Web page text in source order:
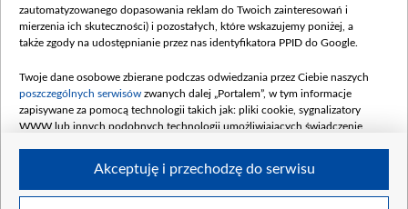
Dofinansowanie 900 000 000,00 PLN
Data podpisania umowy: LUTY 2026 (wpłata
kwiecień 180 mln, 7 maja 180 mln, 8
czerwca 90 mln)
Dofinansowanie 250 000 000,00 PLN
4 sierpnia 250 mln
zautomatyzowanego dopasowania reklam do Twoich zainteresowań i
mierzenia ich skuteczności) i pozostałych, które wskazujemy poniżej, a
także zgody na udostępnianie przez nas identyfikatora PPID do Google.
Twoje dane osobowe zbierane podczas odwiedzania przez Ciebie naszych
poszczególnych serwisów zwanych dalej „Portalem”, w tym informacje
zapisywane za pomocą technologii takich jak: pliki cookie, sygnalizatory
WWW lub innych podobnych technologii umożliwiających świadczenie
Akceptuję i przechodzę do serwisu